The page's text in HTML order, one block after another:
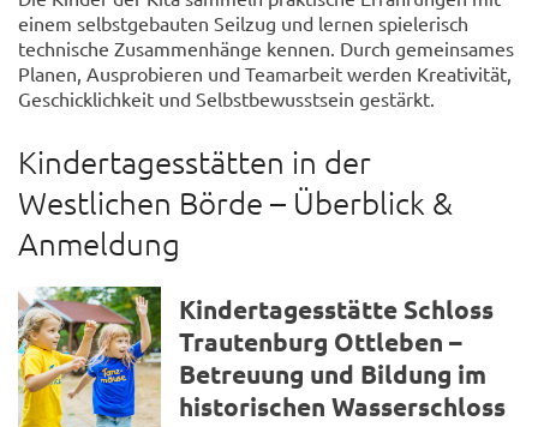
einem selbstgebauten Seilzug und lernen spielerisch
technische Zusammenhänge kennen. Durch gemeinsames
Planen, Ausprobieren und Teamarbeit werden Kreativität,
Geschicklichkeit und Selbstbewusstsein gestärkt.
Kindertagesstätten in der
Westlichen Börde – Überblick &
Anmeldung
Kindertagesstätte Schloss
Trautenburg Ottleben –
Betreuung und Bildung im
historischen Wasserschloss